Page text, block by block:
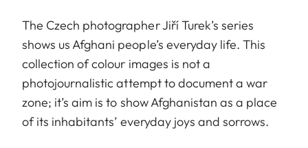
The Czech photographer Jiří Turek’s series
shows us Afghani people’s everyday life. This
collection of colour images is not a
photojournalistic attempt to document a war
zone; it’s aim is to show Afghanistan as a place
of its inhabitants’ everyday joys and sorrows.